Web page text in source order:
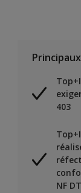
403
NF